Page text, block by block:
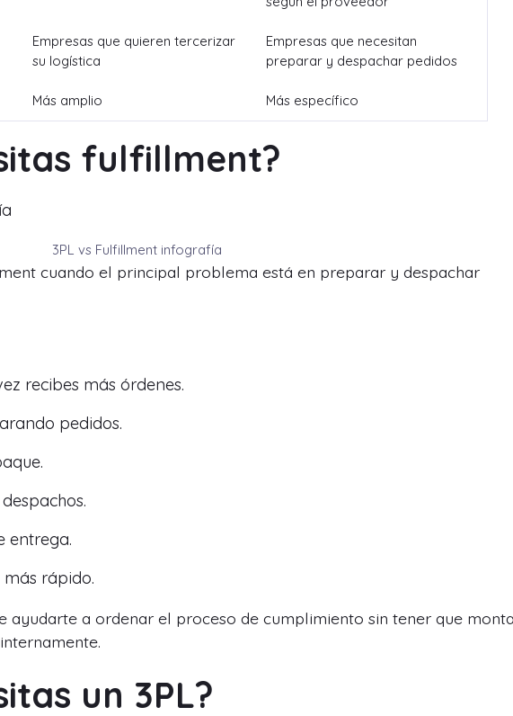
Empresas que quieren tercerizar
su logística
Empresas que necesitan
preparar y despachar pedidos
Más amplio Más específico
fulfillment?
3PL vs Fulfillment infografía
cuando el principal problema está en preparar y despachar
recibes más órdenes.
pedidos.
entrega.
más rápido.
ayudarte a ordenar el proceso de cumplimiento sin tener que
un 3PL?